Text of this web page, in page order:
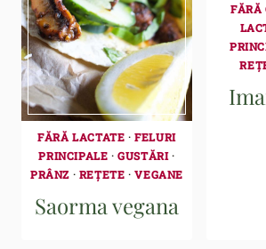
FĂRĂ LACTATE ·FELURI
PRINCIPALE ·GUSTĂRI·
PRÂNZ · REȚETE ·VEGANE
Saorma vegana
FĂRĂ